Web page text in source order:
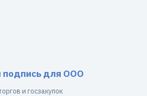
подпись для ООО
и госзакупок